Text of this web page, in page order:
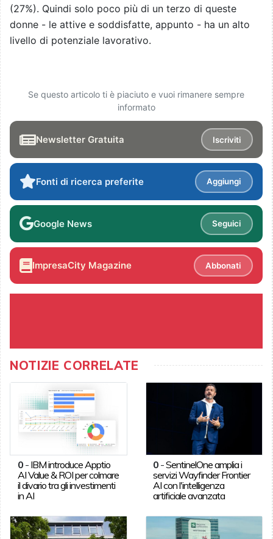
(27%). Quindi solo poco più di un terzo di queste
donne - le attive e soddisfatte, appunto - ha un alto
livello di potenziale lavorativo.
Se questo articolo ti è piaciuto e vuoi rimanere sempre
informato
Newsletter Gratuita Iscriviti
Fonti di ricerca preferite Aggiungi
Google News Seguici
ImpresaCity Magazine Abbonati
NOTIZIE CORRELATE
0- IBM introduce Apptio
AI Value & ROI per colmare
il divario tra gli investimenti
in AI
0 -SentinelOne amplia i
servizi Wayfinder Frontier
AI con l'intelligenza
artificiale avanzata